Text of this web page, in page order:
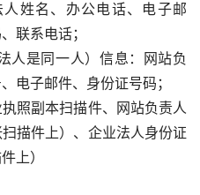
姓名、办公电话、电子邮
联系电话；
人是同一人）信息：网站负
电子邮件、身份证号码；
照副本扫描件、网站负责人
描件上）、企业法人身份证
上）